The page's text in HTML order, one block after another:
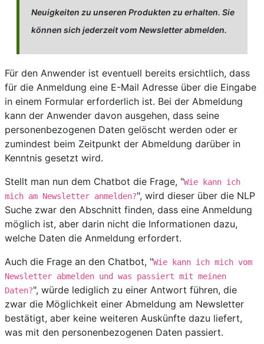
Neuigkeiten zu unseren Produkten zu erhalten. Sie
können sich jederzeit vom Newsletter abmelden.
Für den Anwender ist eventuell bereits ersichtlich, dass
für die Anmeldung eine E-Mail Adresse über die Eingabe
in einem Formular erforderlich ist. Bei der Abmeldung
kann der Anwender davon ausgehen, dass seine
personenbezogenen Daten gelöscht werden oder er
zumindest beim Zeitpunkt der Abmeldung darüber in
Kenntnis gesetzt wird.
Stellt man nun dem Chatbot die Frage, "Wie kann ich
mich am Newsletter anmelden?", wird dieser über die NLP
Suche zwar den Abschnitt finden, dass eine Anmeldung
möglich ist, aber darin nicht die Informationen dazu,
welche Daten die Anmeldung erfordert.
Auch die Frage an den Chatbot, "Wie kann ich mich vom
Newsletter abmelden und was passiert mit meinen
Daten?", würde lediglich zu einer Antwort führen, die
zwar die Möglichkeit einer Abmeldung am Newsletter
bestätigt, aber keine weiteren Auskünfte dazu liefert,
was mit den personenbezogenen Daten passiert.